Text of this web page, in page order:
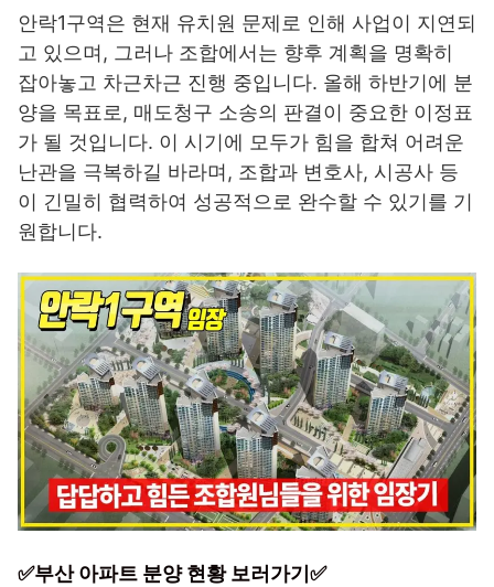
안락1구역은 현재 유치원 문제로 인해 사업이 지연되
고 있으며, 그러나 조합에서는 향후 계획을 명확히
잡아놓고 차근차근 진행 중입니다. 올해 하반기에 분
양을 목표로, 매도청구 소송의 판결이 중요한 이정표
가 될 것입니다. 이 시기에 모두가 힘을 합쳐 어려운
난관을 극복하길 바라며, 조합과 변호사, 시공사 등
이 긴밀히 협력하여 성공적으로 완수할 수 있기를 기
원합니다.
✅부산 아파트 분양 현황 보러가기✅